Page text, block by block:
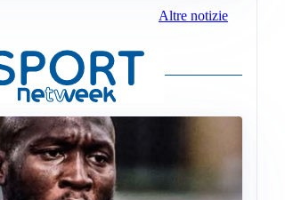
Altre notizie